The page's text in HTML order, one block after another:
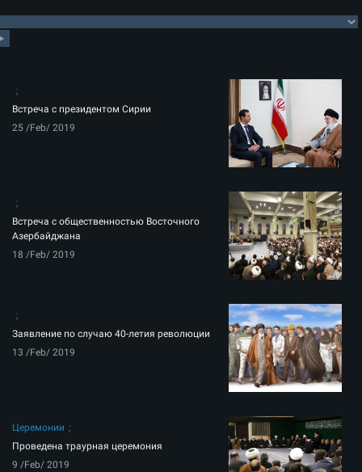
Встреча с президентом Сирии
25 /Feb/ 2019
Встреча с общественностью Восточного
Азербайджана
18 /Feb/ 2019
Заявление по случаю 40-летия революции
13 /Feb/ 2019
Церемонии
Проведена траурная церемония
9 /Feb/ 2019